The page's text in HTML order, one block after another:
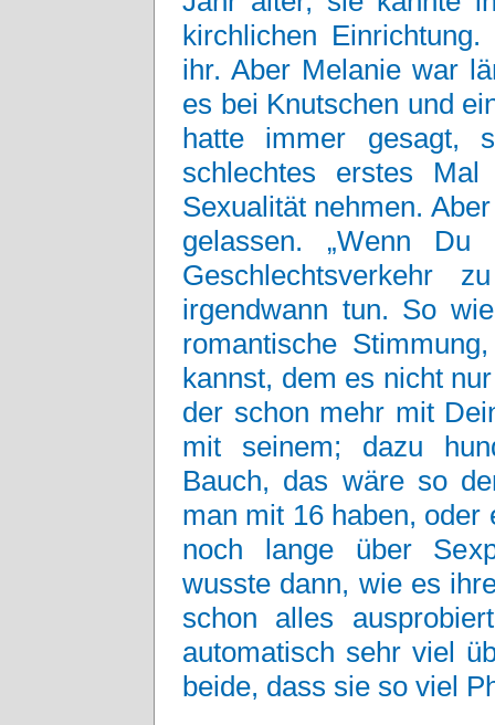
kirchlichen
ihr. Aber Melanie war
es bei Knutschen und
hatte immer gesagt,
schlechtes erstes
Sexualität nehmen.
gelassen. „Wenn
Geschlechtsverkehr
irgendwann tun. So
romantische
kannst, dem es nicht
der schon mehr mit
mit seinem; dazu
Bauch, das wäre so
man mit 16 haben, oder
noch lange über
wusste dann, wie es
schon alles
automatisch sehr viel
beide, dass sie so viel